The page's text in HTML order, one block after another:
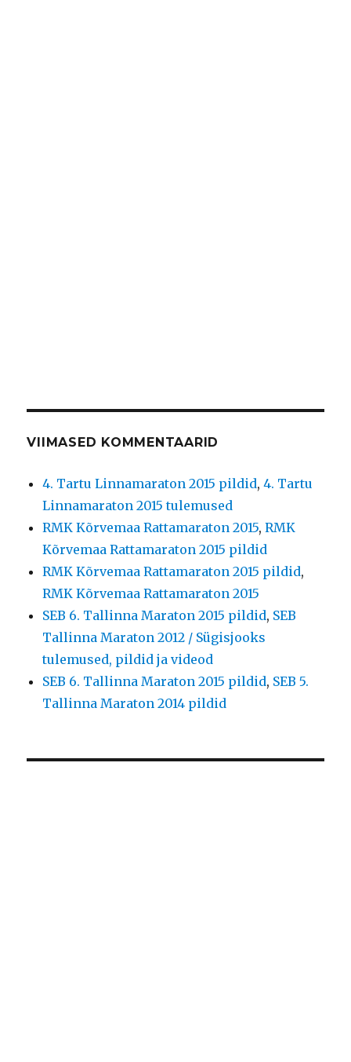
VIIMASED KOMMENTAARID
4. Tartu Linnamaraton 2015 pildid,4. Tartu
Linnamaraton 2015 tulemused
RMK Kõrvemaa Rattamaraton 2015,RMK
Kõrvemaa Rattamaraton 2015 pildid
RMK Kõrvemaa Rattamaraton 2015 pildid,
RMK Kõrvemaa Rattamaraton 2015
SEB 6. Tallinna Maraton 2015 pildid, SEB
Tallinna Maraton 2012 / Sügisjooks
tulemused, pildid ja videod
SEB 6. Tallinna Maraton 2015 pildid, SEB 5.
Tallinna Maraton 2014 pildid